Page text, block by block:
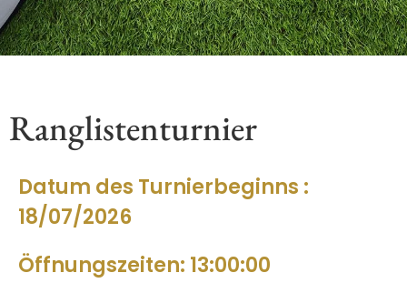
Ranglistenturnier
Datum des Turnierbeginns :
18/07/2026
Öffnungszeiten: 13:00:00